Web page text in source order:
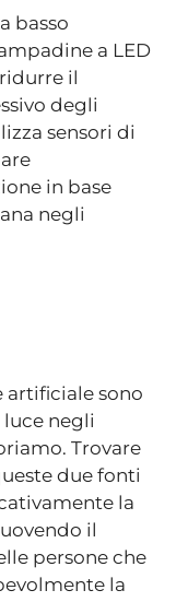
basso
a LED
il
degli
sensori di
in base
negli
artificiale sono
negli
Trovare
due fonti
la
il
persone che
la